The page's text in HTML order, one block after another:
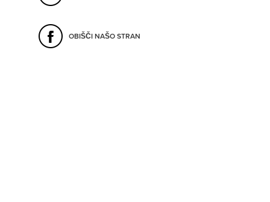
SO TRENUTNO ODPRTA
SO NON-STOP ODPRTAOBIŠČI NAŠO STRAN